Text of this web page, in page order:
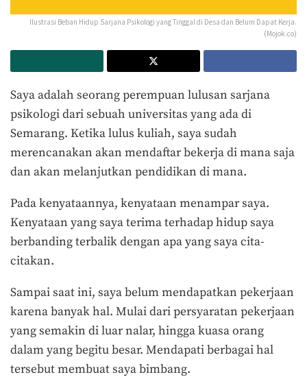
Ilustrasi Beban Hidup Sarjana Psikologi yang Tinggal di Desa dan Belum Dapat Kerja.
(Mojok.co)
Saya adalah seorang perempuan lulusan sarjana
psikologi dari sebuah universitas yang ada di
Semarang. Ketika lulus kuliah, saya sudah
merencanakan akan mendaftar bekerja di mana saja
dan akan melanjutkan pendidikan di mana.
Pada kenyataannya, kenyataan menampar saya.
Kenyataan yang saya terima terhadap hidup saya
berbanding terbalik dengan apa yang saya cita-
citakan.
Sampai saat ini, saya belum mendapatkan pekerjaan
karena banyak hal. Mulai dari persyaratan pekerjaan
yang semakin di luar nalar, hingga kuasa orang
dalam yang begitu besar. Mendapati berbagai hal
tersebut membuat saya bimbang.